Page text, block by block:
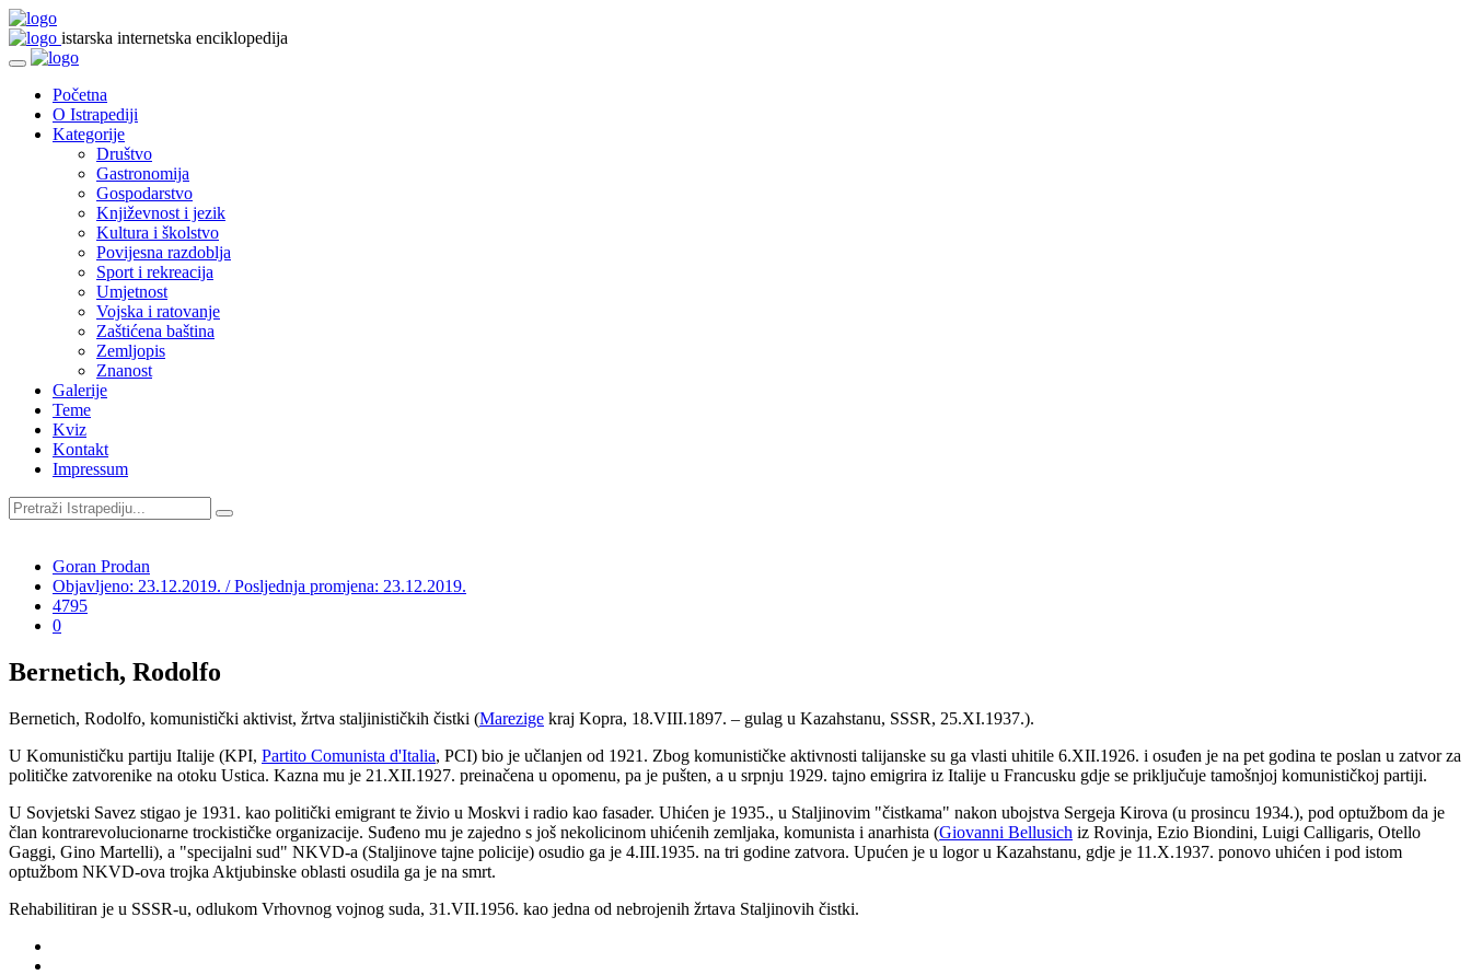
istarska internetska enciklopedija
Početna
O Istrapediji
Kategorije
Društvo
Gastronomija
Gospodarstvo
Književnost i jezik
Kultura i školstvo
Povijesna razdoblja
Sport i rekreacija
Umjetnost
Vojska i ratovanje
Zaštićena baština
Zemljopis
Znanost
Galerije
Teme
Kviz
Kontakt
Impressum
Goran Prodan
Objavljeno: 23.12.2019. / Posljednja promjena: 23.12.2019.
4795
0
Bernetich, Rodolfo
Bernetich, Rodolfo, komunistički aktivist, žrtva staljinističkih čistki (Marezige kraj Kopra, 18.VIII.1897. – gulag u Kazahstanu, SSSR, 25.XI.1937.).
U Komunističku partiju Italije (KPI, Partito Comunista d'Italia, PCI) bio je učlanjen od 1921. Zbog komunističke aktivnosti talijanske su ga vlasti uhitile 6.XII.1926. i osuđen je na pet godina te poslan u zatvor za
političke zatvorenike na otoku Ustica. Kazna mu je 21.XII.1927. preinačena u opomenu, pa je pušten, a u srpnju 1929. tajno emigrira iz Italije u Francusku gdje se priključuje tamošnjoj komunističkoj partiji.
U Sovjetski Savez stigao je 1931. kao politički emigrant te živio u Moskvi i radio kao fasader. Uhićen je 1935., u Staljinovim "čistkama" nakon ubojstva Sergeja Kirova (u prosincu 1934.), pod optužbom da je
član kontrarevolucionarne trockističke organizacije. Suđeno mu je zajedno s još nekolicinom uhićenih zemljaka, komunista i anarhista (Giovanni Bellusich iz Rovinja, Ezio Biondini, Luigi Calligaris, Otello
Gaggi, Gino Martelli), a "specijalni sud" NKVD-a (Staljinove tajne policije) osudio ga je 4.III.1935. na tri godine zatvora. Upućen je u logor u Kazahstanu, gdje je 11.X.1937. ponovo uhićen i pod istom
optužbom NKVD-ova trojka Aktjubinske oblasti osudila ga je na smrt.
Rehabilitiran je u SSSR-u, odlukom Vrhovnog vojnog suda, 31.VII.1956. kao jedna od nebrojenih žrtava Staljinovih čistki.